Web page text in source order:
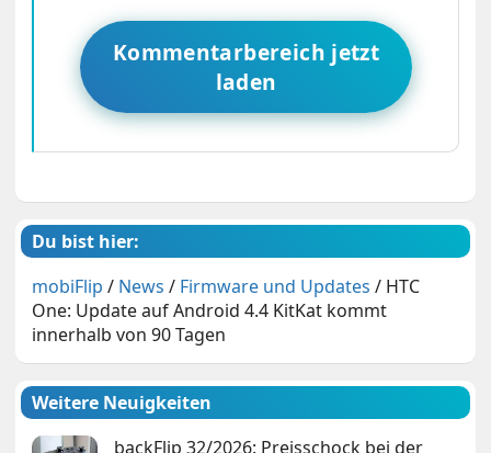
Kommentarbereich jetzt
laden
Du bist hier:
mobiFlip / News / Firmware und Updates / HTC
One: Update auf Android 4.4 KitKat kommt
innerhalb von 90 Tagen
Weitere Neuigkeiten
backFlip 32/2026: Preisschock bei der